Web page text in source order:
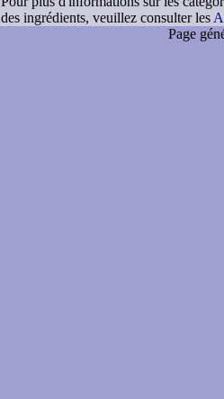
des ingrédients, veuillez consulter les
Page